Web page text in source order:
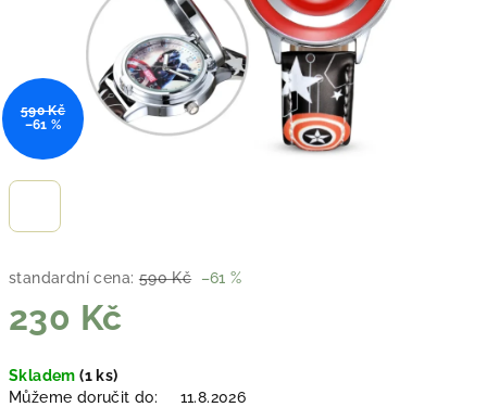
standardní cena: 590 Kč –61 %
230 Kč
cena:
Skladem(1 ks)
Můžeme doručit do:
11.8.2026
590 Kč
–61 %